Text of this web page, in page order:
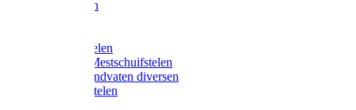
Schopstelen
Gardena stelen
Sneeuw- /Mestschuifstelen
Stelen / Handvaten diversen
Telescoopstelen